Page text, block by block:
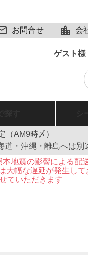
お問合せ 会
ゲスト様
（AM9時〆）
道・沖縄・離島へは別
地震の影響による配
大幅な遅延が発生して
ていただきます